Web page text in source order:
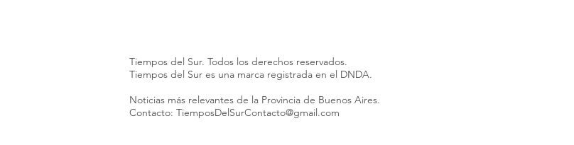
Candela Arizaga
Tiempos del Sur. Todos los derechos reservados.
Tiempos del Sur es una marca registrada en el DNDA.
Noticias más relevantes de la Provincia de Buenos Aires.
Contacto: TiemposDelSurContacto@gmail.com